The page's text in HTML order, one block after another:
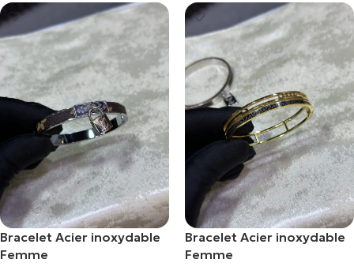
Bracelet Acier inoxydable
Femme
Bracelet Acier inoxydable
Femme